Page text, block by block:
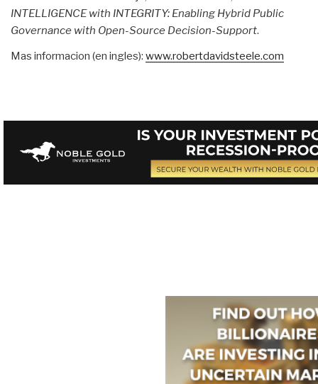
INTELLIGENCE with INTEGRITY: Enabling Hybrid Public
Governance with Open-Source Decision-Support.
Mas informacion (en ingles): www.robertdavidsteele.com